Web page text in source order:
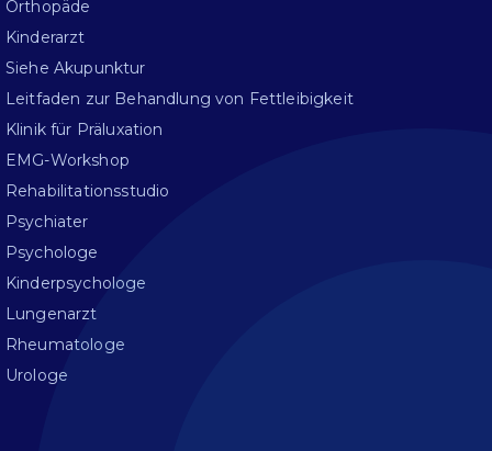
Orthopäde
Kinderarzt
Siehe Akupunktur
Leitfaden zur Behandlung von Fettleibigkeit
Klinik für Präluxation
EMG-Workshop
Rehabilitationsstudio
Psychiater
Psychologe
Kinderpsychologe
Lungenarzt
Rheumatologe
Urologe